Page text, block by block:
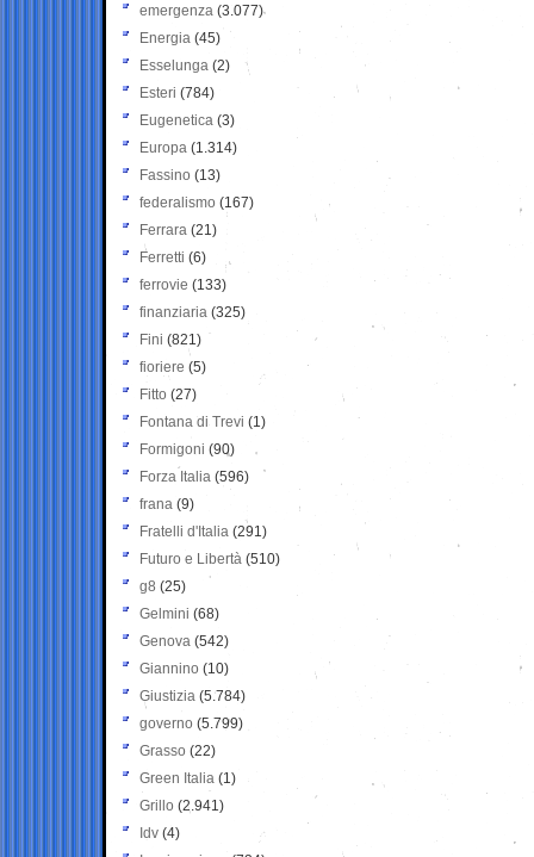
emergenza (3.077)
Energia (45)
Esselunga (2)
Esteri (784)
Eugenetica (3)
Europa (1.314)
Fassino (13)
federalismo (167)
Ferrara (21)
Ferretti (6)
ferrovie (133)
finanziaria (325)
Fini (821)
fioriere (5)
Fitto (27)
Fontana di Trevi (1)
Formigoni (90)
Forza Italia (596)
frana (9)
Fratelli d'Italia (291)
Futuro e Libertà (510)
g8 (25)
Gelmini (68)
Genova (542)
Giannino (10)
Giustizia (5.784)
governo (5.799)
Grasso (22)
Green Italia (1)
Grillo (2.941)
Idv (4)